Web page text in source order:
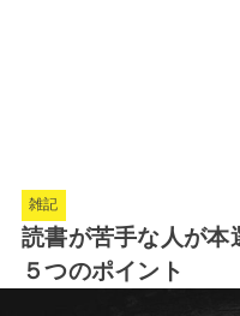
雑記
読書が苦手な人が本
５つのポイント